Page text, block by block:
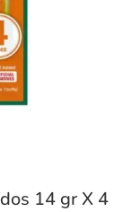
14 gr X 4